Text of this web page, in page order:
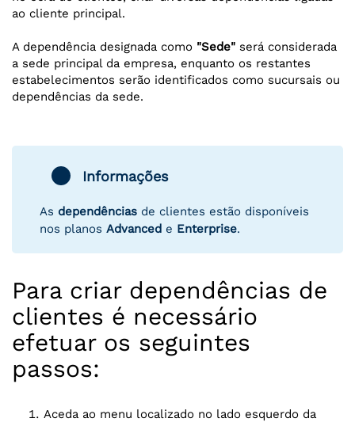
ao cliente principal.
A dependência designada como "Sede" será considerada
a sede principal da empresa, enquanto os restantes
estabelecimentos serão identificados como sucursais ou
dependências da sede.
Informações
As dependências de clientes estão disponíveis
nos planos Advanced e Enterprise.
Para criar dependências de
clientes é necessário
efetuar os seguintes
passos:
Aceda ao menu localizado no lado esquerdo da